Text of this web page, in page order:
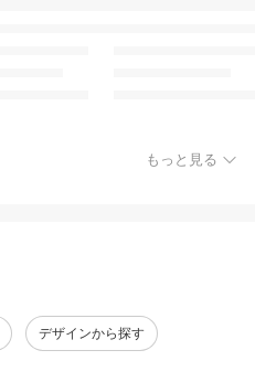
もっと見る
デザインから探す